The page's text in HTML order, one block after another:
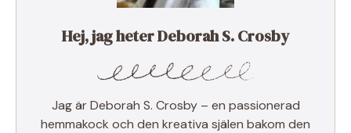
Hej, jag heter Deborah S. Crosby
Jag är Deborah S. Crosby – en passionerad
hemmakock och den kreativa själen bakom den